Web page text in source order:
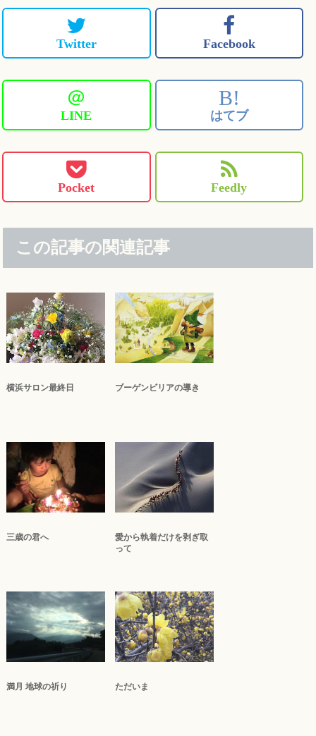
Twitter Facebook
＠
LINE
B!
はてブ
Pocket Feedly
この記事の関連記事
横浜サロン最終日 ブーゲンビリアの導き
三歳の君へ
‪愛から執着だけを剥ぎ取
って
満月 地球の祈り ただいま